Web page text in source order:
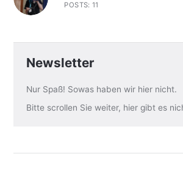
POSTS: 11
Newsletter
Nur Spaß! Sowas haben wir hier nicht.
Bitte scrollen Sie weiter, hier gibt es